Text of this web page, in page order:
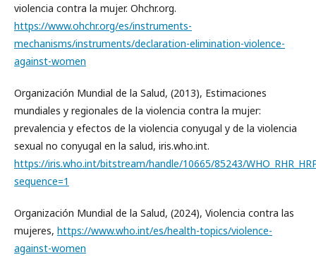
violencia contra la mujer. Ohchr.org.
https://www.ohchr.org/es/instruments-
mechanisms/instruments/declaration-elimination-violence-
against-women
Organización Mundial de la Salud, (2013), Estimaciones
mundiales y regionales de la violencia contra la mujer:
prevalencia y efectos de la violencia conyugal y de la violencia
sexual no conyugal en la salud, iris.who.int.
https://iris.who.int/bitstream/handle/10665/85243/
sequence=1
Organización Mundial de la Salud, (2024), Violencia contra las
mujeres, https://www.who.int/es/health-topics/violence-
against-women